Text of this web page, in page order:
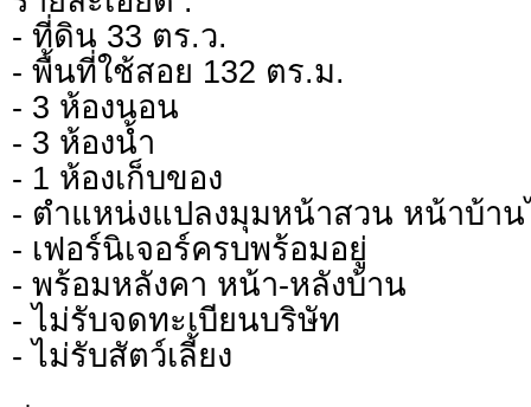
- ที่ดิน 33 ตร.ว.
- พื้นที่ใช้สอย 132 ตร.ม.
- 3 ห้องนอน
- 3 ห้องน้ำ
- 1 ห้องเก็บของ
- ตำแหน่งแปลงมุมหน้าสวน หน้าบ้า
- เฟอร์นิเจอร์ครบพร้อมอยู่
- พร้อมหลังคา หน้า-หลังบ้าน
- ไม่รับจดทะเบียนบริษัท
- ไม่รับสัตว์เลี้ยง